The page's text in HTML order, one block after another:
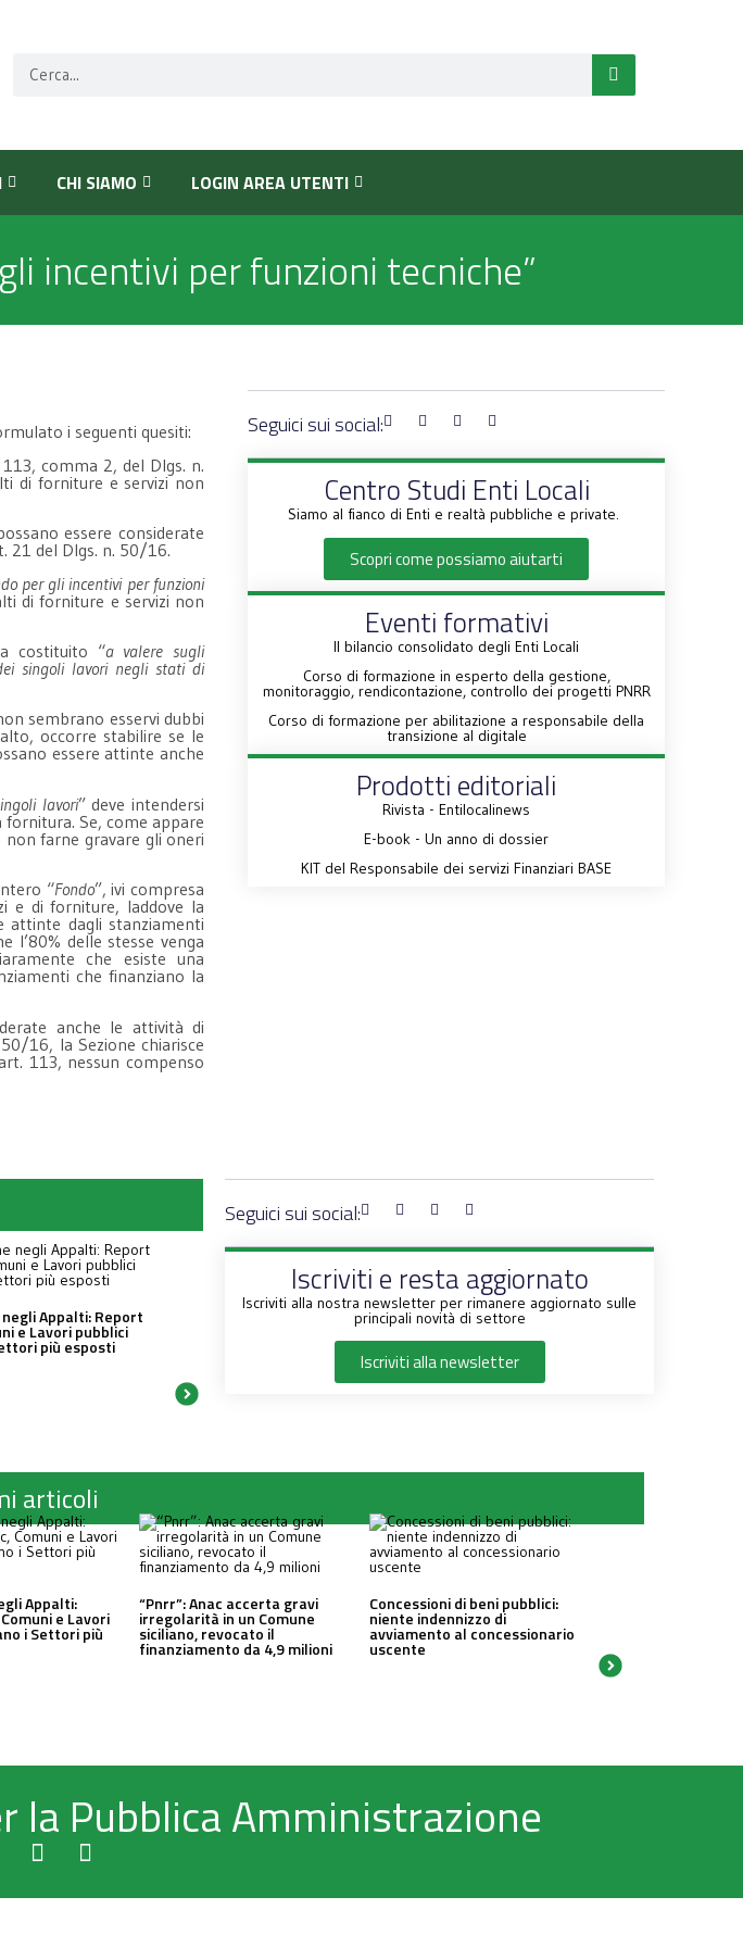
CHI SIAMO LOGIN AREA UTENTI
incentivi per funzioni tecniche”
i seguenti quesiti:
113, comma 2, del Dlgs. n.
di forniture e servizi non
essere considerate
21 del Dlgs. n. 50/16.
per gli incentivi per funzioni
di forniture e servizi non
costituito “a valere sugli
singoli lavori negli stati di
sembrano esservi dubbi
occorre stabilire se le
essere attinte anche
lavori” deve intendersi
Se, come appare
farne gravare gli oneri
“Fondo”, ivi compresa
e di forniture, laddove la
attinte dagli stanziamenti
l’80% delle stesse venga
che esiste una
che finanziano la
anche le attività di
16, la Sezione chiarisce
113, nessun compenso
Seguici sui social:
Centro Studi Enti Locali
Siamo al fianco di Enti e realtà pubbliche e private.
Scopri come possiamo aiutarti
Eventi formativi
Il bilancio consolidato degli Enti Locali
Corso di formazione in esperto della gestione,
monitoraggio, rendicontazione, controllo dei progetti PNRR
Corso di formazione per abilitazione a responsabile della
transizione al digitale
Prodotti editoriali
Rivista - Entilocalinews
E-book - Un anno di dossier
KIT del Responsabile dei servizi Finanziari BASE
Appalti: Report
e Lavori pubblici
più esposti
Seguici sui social:
Iscriviti e resta aggiornato
Iscriviti alla nostra newsletter per rimanere aggiornato sulle
principali novità di settore
Iscriviti alla newsletter
articoli
Appalti:
e Lavori
i Settori più
“Pnrr”: Anac accerta gravi
irregolarità in un Comune
siciliano, revocato il
finanziamento da 4,9 milioni
Concessioni di beni pubblici:
niente indennizzo di
avviamento al concessionario
uscente
la Pubblica Amministrazione